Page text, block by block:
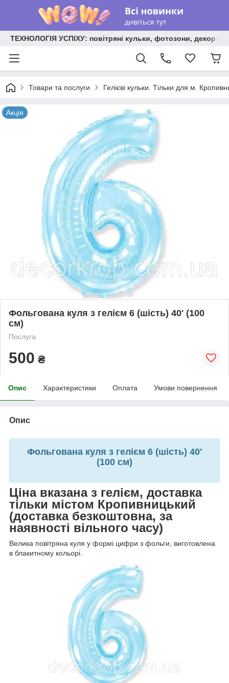
ТЕХНОЛОГІЯ УСПІХУ: повітряні кульки, фотозони, декор на
Товари та послуги Гелієві кульки. Тільки для м.
Акція
Фольгована куля з гелієм 6 (шість) 40' (100
см)
Послуга
500 ₴
Опис Характеристики Оплата Умови повернення
Опис
Фольгована куля з гелієм 6 (шість) 40'
(100 см)
Ціна вказана з гелієм, доставка
тільки містом Кропивницький
(доставка безкоштовна, за
наявності вільного часу)
Велика повітряна куля у формі цифри з фольги, виготовлена
в блакитному кольорі.